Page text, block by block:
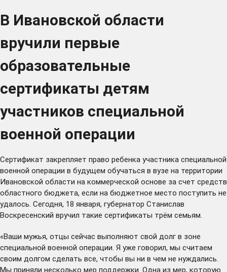
В Ивановской области
вручили первые
образовательные
сертификаты детям
участников специальной
военной операции
Сертификат закрепляет право ребенка участника специальной
военной операции в будущем обучаться в вузе на территории
Ивановской области на коммерческой основе за счет средств
областного бюджета, если на бюджетное место поступить не
удалось. Сегодня, 18 января, губернатор Станислав
Воскресенский вручил такие сертификаты трём семьям.
«Ваши мужья, отцы сейчас выполняют свой долг в зоне
специальной военной операции. Я уже говорил, мы считаем
своим долгом сделать все, чтобы вы ни в чем не нуждались.
Мы приняли несколько мер поддержки. Одна из мер, которую